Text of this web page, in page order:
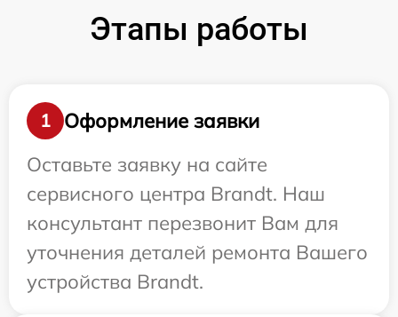
Этапы работы
1
Оформление заявки
Оставьте заявку на сайте
сервисного центра Brandt. Наш
консультант перезвонит Вам для
уточнения деталей ремонта Вашего
устройства Brandt.